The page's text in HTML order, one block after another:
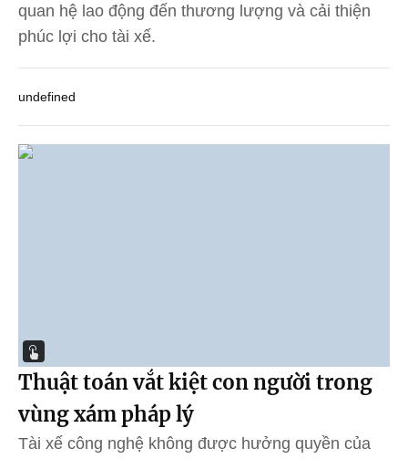
quan hệ lao động đến thương lượng và cải thiện
phúc lợi cho tài xế.
undefined
Thuật toán vắt kiệt con người trong
vùng xám pháp lý
Tài xế công nghệ không được hưởng quyền của